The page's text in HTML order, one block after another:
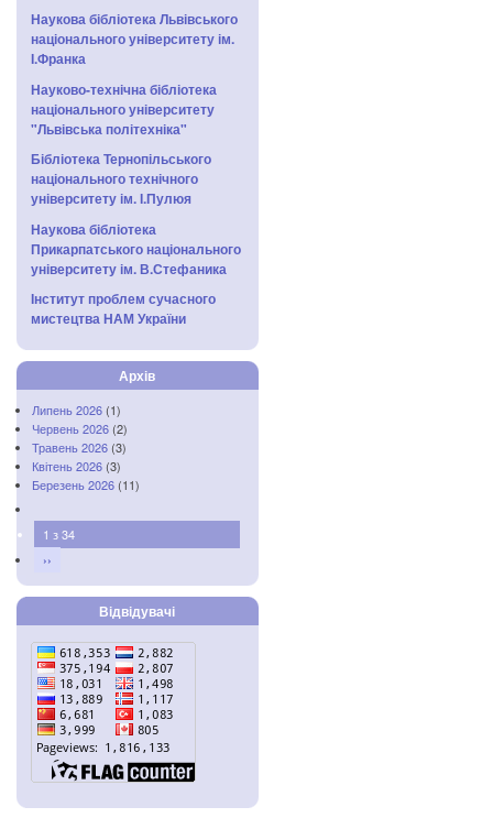
Наукова бібліотека Львівського
національного університету ім.
І.Франка
Науково-технічна бібліотека
національного університету
"Львівська політехніка"
Бібліотека Тернопільського
національного технічного
університету ім. І.Пулюя
Наукова бібліотека
Прикарпатського національного
університету ім. В.Стефаника
Інститут проблем сучасного
мистецтва НАМ України
Архів
Липень 2026 (1)
Червень 2026 (2)
Травень 2026 (3)
Квітень 2026 (3)
Березень 2026 (11)
1 з 34
››
Відвідувачі